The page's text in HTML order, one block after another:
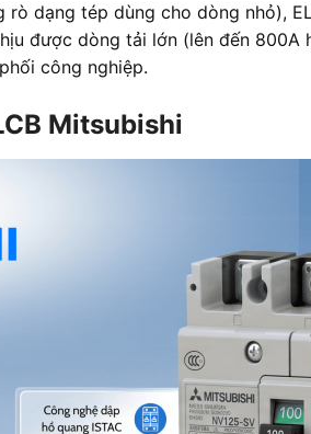
rò dạng tép dùng cho dòng nhỏ),
được dòng tải lớn (lên đến
công nghiệp.
Mitsubishi